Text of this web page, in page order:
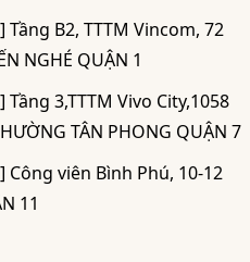
B2, TTTM Vincom, 72
NGHÉ QUẬN 1
3,TTTM Vivo City,1058
TÂN PHONG QUẬN 7
viên Bình Phú, 10-12
11